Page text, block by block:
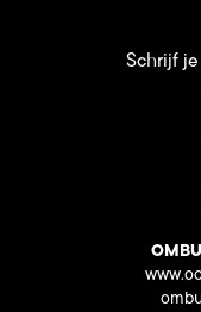
Schrijf